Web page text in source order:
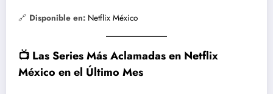
🔗 Disponible en: Netflix México
📺 Las Series Más Aclamadas en Netflix
México en el Último Mes